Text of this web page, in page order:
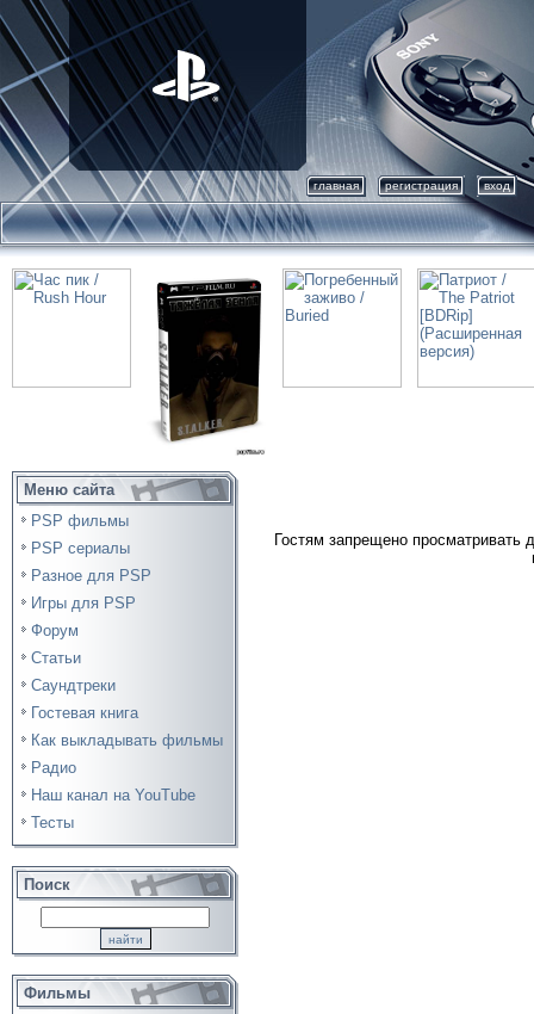
главная регистрация вход
Меню сайта
PSP фильмы
PSP сериалы
Разное для PSP
Игры для PSP
Форум
Статьи
Саундтреки
Гостевая книга
Как выкладывать фильмы
Радио
Наш канал на YouTube
Тесты
Поиск
Фильмы
Гостям запрещено просматривать